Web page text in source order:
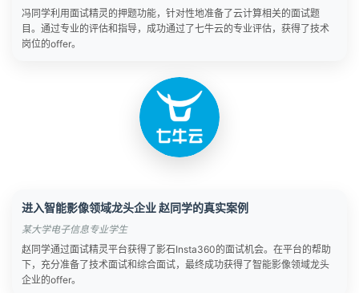
冯同学利用面试精灵的押题功能，针对性地准备了云计算相关的面试题
目。通过专业的评估和指导，成功通过了七牛云的专业评估，获得了技术
岗位的offer。
进入智能影像领域龙头企业 赵同学的真实案例
某大学电子信息专业学生
赵同学通过面试精灵平台获得了影石Insta360的面试机会。在平台的帮助
下，充分准备了技术面试和综合面试，最终成功获得了智能影像领域龙头
企业的offer。